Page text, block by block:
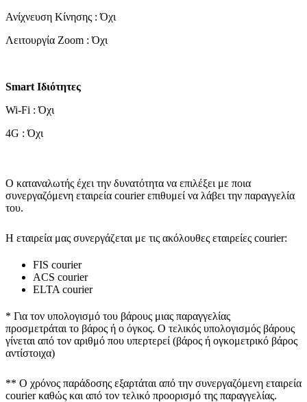
Ανίχνευση Κίνησης : Όχι
Λειτουργία Zoom : Όχι
Smart Ιδιότητες
Wi-Fi : Όχι
4G : Όχι
Ο καταναλωτής έχει την δυνατότητα να επιλέξει με ποια
συνεργαζόμενη εταιρεία courier επιθυμεί να λάβει την παραγγελία
του.
Η εταιρεία μας συνεργάζεται με τις ακόλουθες εταιρείες courier:
FIS courier
ACS courier
ELTA courier
* Για τον υπολογισμό του βάρους μιας παραγγελίας
προσμετράται το βάρος ή ο όγκος. Ο τελικός υπολογισμός βάρους
γίνεται από τον αριθμό που υπερτερεί (βάρος ή ογκομετρικό βάρος
αντίστοιχα)
** Ο χρόνος παράδοσης εξαρτάται από την συνεργαζόμενη εταιρεία
courier καθώς και από τον τελικό προορισμό της παραγγελίας.